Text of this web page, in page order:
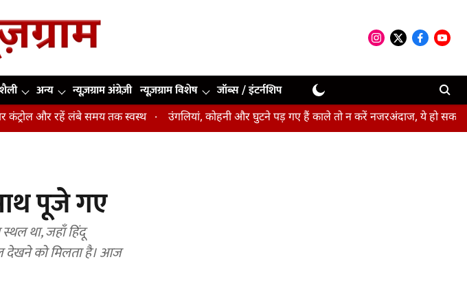
अन्य न्यूज़ग्राम अंग्रेज़ी न्यूज़ग्राम विशेष जॉब्स / इंटर्नशिप
रहें लंबे समय तक स्वस्थ उंगलियां, कोहनी और घुटने पड़ गए हैं काले तो न करें नजरअंदाज, ये हो सकते हैं संकेत
पूजे गए
था, जहाँ हिंदू
देखने को मिलता है। आज